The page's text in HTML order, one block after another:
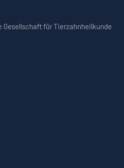
Gesellschaft für Tierzahnheilkunde